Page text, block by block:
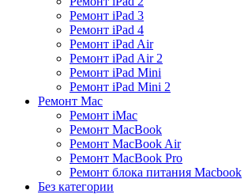
Ремонт iPad 3
Ремонт iPad 4
Ремонт iPad Air
Ремонт iPad Air 2
Ремонт iPad Mini
Ремонт iPad Mini 2
Ремонт Mac
Ремонт iMac
Ремонт MacBook
Ремонт MacBook Air
Ремонт MacBook Pro
Ремонт блока питания Macbook
Без категории